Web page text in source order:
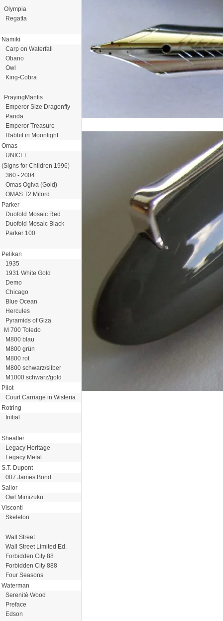
Olympia
Regatta
Namiki
Carp on Waterfall
Obano
Owl
King-Cobra
PrayingMantis
Emperor Size Dragonfly
Panda
Emperor Treasure
Rabbit in Moonlight
Omas
UNICEF
(Signs for Children 1996)
360 - 2004
Omas Ogiva (Gold)
OMAS T2 Milord
Parker
Duofold Mosaic Red
Duofold Mosaic Black
Parker 100
Pelikan
1935
1931 White Gold
Demo
Chicago
Blue Ocean
Hercules
Pyramids of Giza
M 700 Toledo
M800 blau
M800 grün
M800 rot
M800 schwarz/silber
M1000 schwarz/gold
Pilot
Court Carriage in Wisteria
Rotring
Initial
Sheaffer
Legacy Heritage
Legacy Metal
S.T. Dupont
007 James Bond
Sailor
Owl Mimizuku
Visconti
Skeleton
Wall Street
Wall Street Limited Ed.
Forbidden City 88
Forbidden City 888
Four Seasons
Waterman
Serenitè Wood
Preface
Edson